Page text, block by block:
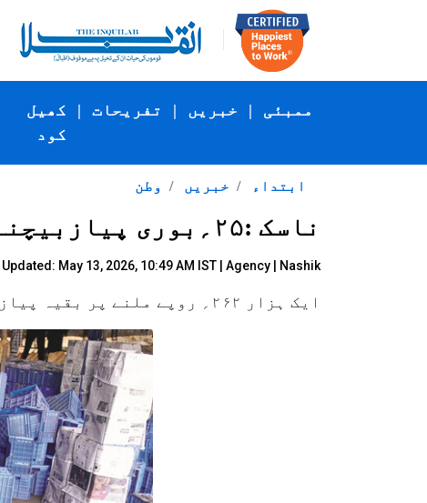
کھیل
کود
| تفریحات | خبریں | ممبئی
وطن خبریں ابتداء
ناسک :۲۵؍بوری پیازبیچنے پربھی غریب کسان کومنافع نہیں ملا
Updated: May 13, 2026, 10:49 AM IST | Agency | Nashik
ایک ہزار ۲۶۲؍ روپے ملنے پر بقیہ پیاز پھینک دی۔کسانوں کی تنظیم کا راحت دینے کا مطالبہ۔